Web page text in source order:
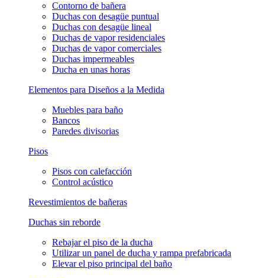
Contorno de bañera
Duchas con desagüe puntual
Duchas con desagüe lineal
Duchas de vapor residenciales
Duchas de vapor comerciales
Duchas impermeables
Ducha en unas horas
Elementos para Diseños a la Medida
Muebles para baño
Bancos
Paredes divisorias
Pisos
Pisos con calefacción
Control acústico
Revestimientos de bañeras
Duchas sin reborde
Rebajar el piso de la ducha
Utilizar un panel de ducha y rampa prefabricada
Elevar el piso principal del baño